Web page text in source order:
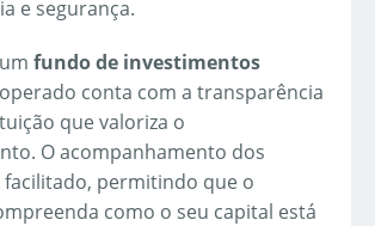
e segurança.
fundo de investimentos
conta com a transparência
que valoriza o
O acompanhamento dos
permitindo que o
como o seu capital está